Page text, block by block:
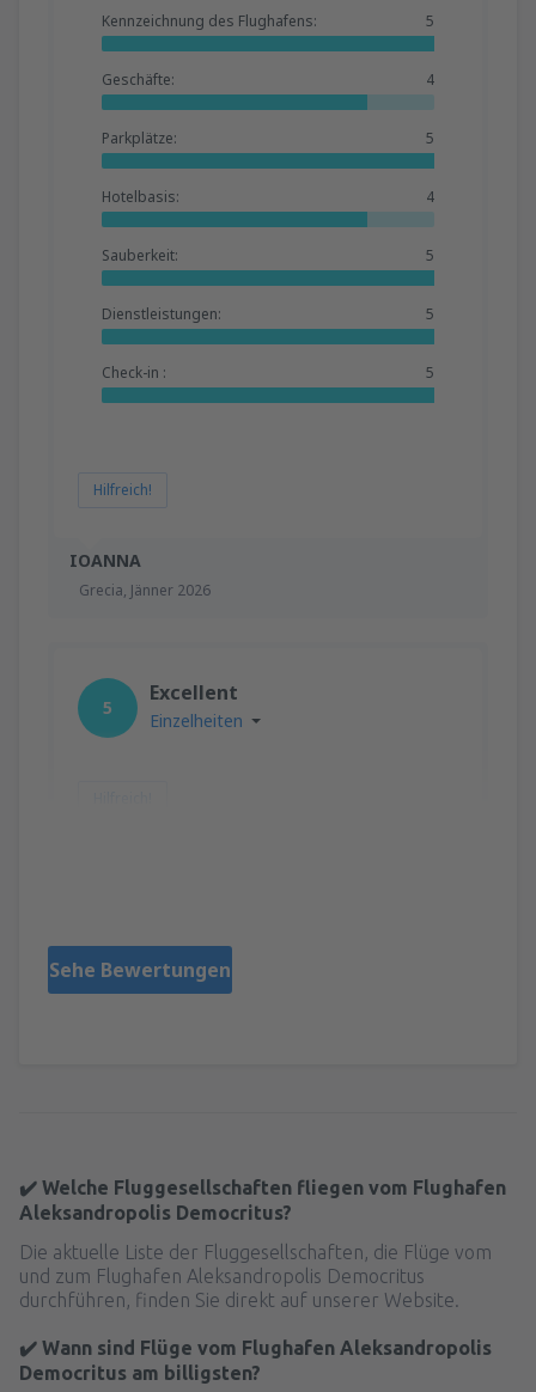
IOANNA
Grecia, Jänner 2026
Kennzeichnung des Flughafens: 5
Geschäfte: 4
Parkplätze: 5
Hotelbasis: 4
Sauberkeit: 5
Dienstleistungen: 5
Check-in : 5
Hilfreich!
5
Excellent
Einzelheiten
Sehe Bewertungen
✔️ Welche Fluggesellschaften fliegen vom Flughafen
Aleksandropolis Democritus?
Die aktuelle Liste der Fluggesellschaften, die Flüge vom
und zum Flughafen Aleksandropolis Democritus
durchführen, finden Sie direkt auf unserer Website.
✔️ Wann sind Flüge vom Flughafen Aleksandropolis
Democritus am billigsten?